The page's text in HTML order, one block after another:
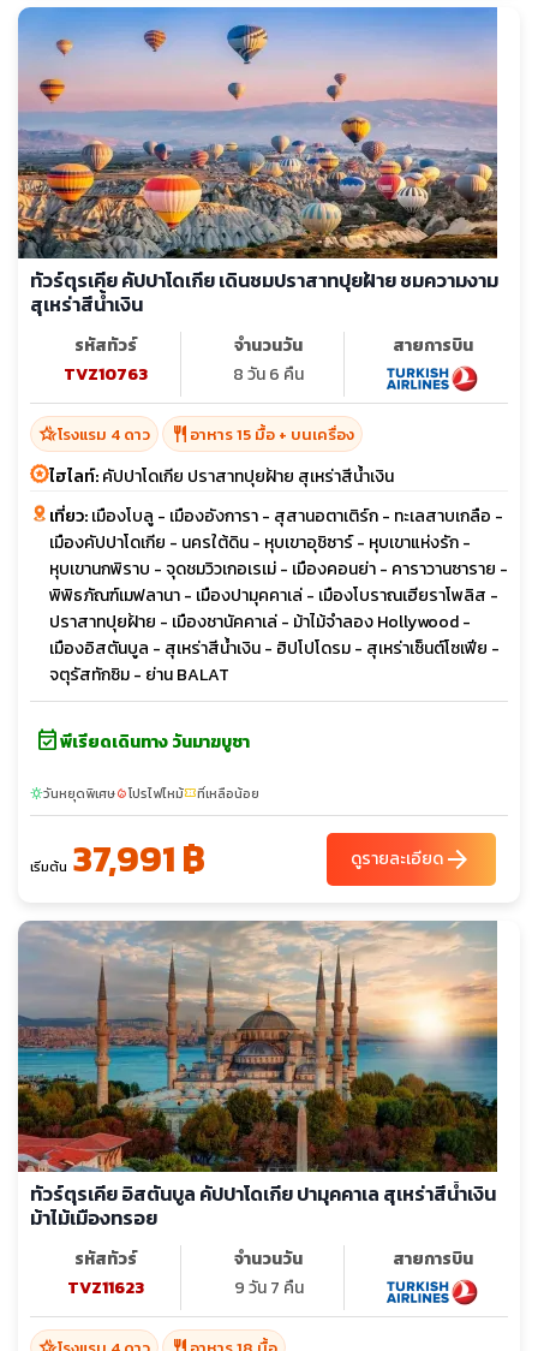
ทัวร์ตุรเคีย คัปปาโดเกีย เดินชมปราสาทปุยฝ้าย ชมความงาม
สุเหร่าสีน้ำเงิน
รหัสทัวร์
TVZ10763
จำนวนวัน
8 วัน 6 คืน
สายการบิน
hotel_classโรงแรม 4 ดาว restaurant อาหาร 15 มื้อ + บนเครื่อง
ไฮไลท์:คัปปาโดเกีย ปราสาทปุยฝ้าย สุเหร่าสีน้ำเงิน
เที่ยว:เมืองโบลู - เมืองอังการา - สุสานอตาเติร์ก - ทะเลสาบเกลือ -
เมืองคัปปาโดเกีย - นครใต้ดิน - หุบเขาอุชิซาร์ - หุบเขาแห่งรัก -
หุบเขานกพิราบ - จุดชมวิวเกอเรเม่ - เมืองคอนย่า - คาราวานซาราย -
พิพิธภัณฑ์เมฟลานา - เมืองปามุคคาเล่ - เมืองโบราณเฮียราโพลิส -
ปราสาทปุยฝ้าย - เมืองชานัคคาเล่ - ม้าไม้จำลอง Hollywood -
เมืองอิสตันบูล - สุเหร่าสีน้ำเงิน - ฮิปโปโดรม - สุเหร่าเซ็นต์โซเฟีย -
จตุรัสทักซิม - ย่าน BALAT
event_availableพีเรียดเดินทาง วันมาฆบูชา
sunnyวันหยุดพิเศษlocal_fire_departmentโปรไฟไหม้confirmation_numberที่เหลือน้อย
เริ่มต้น 37,991 ฿ ดูรายละเอียดarrow_forward
ทัวร์ตุรเคีย อิสตันบูล คัปปาโดเกีย ปามุคคาเล สุเหร่าสีน้ำเงิน
ม้าไม้เมืองทรอย
รหัสทัวร์
TVZ11623
จำนวนวัน
9 วัน 7 คืน
สายการบิน